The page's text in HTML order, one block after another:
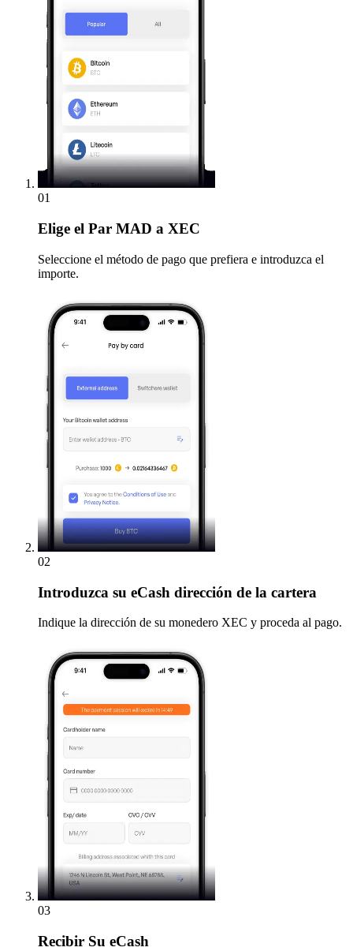
01
Elige el Par MAD a XEC
Seleccione el método de pago que prefiera e introduzca el
importe.
02
Introduzca su eCash dirección de la cartera
Indique la dirección de su monedero XEC y proceda al pago.
03
Recibir Su eCash